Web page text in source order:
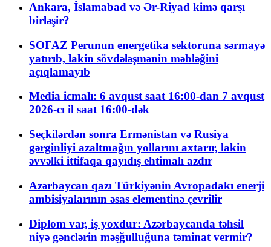
Ankara, İslamabad və Ər-Riyad kimə qarşı
birləşir?
SOFAZ Perunun energetika sektoruna sərmayə
yatırıb, lakin sövdələşmənin məbləğini
açıqlamayıb
Media icmalı: 6 avqust saat 16:00-dan 7 avqust
2026-cı il saat 16:00-dək
Seçkilərdən sonra Ermənistan və Rusiya
gərginliyi azaltmağın yollarını axtarır, lakin
əvvəlki ittifaqa qayıdış ehtimalı azdır
Azərbaycan qazı Türkiyənin Avropadakı enerji
ambisiyalarının əsas elementinə çevrilir
Diplom var, iş yoxdur: Azərbaycanda təhsil
niyə gənclərin məşğulluğuna təminat vermir?